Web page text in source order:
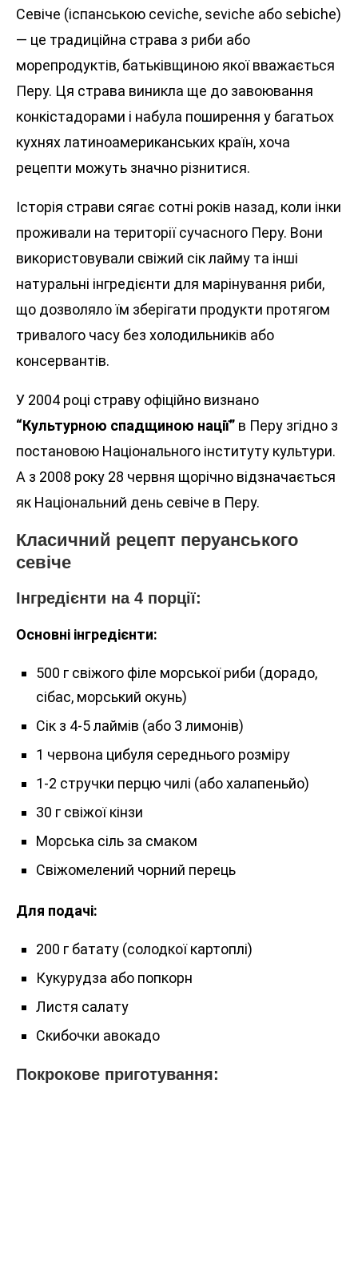
Севіче (іспанською ceviche, seviche або sebiche)
— це традиційна страва з риби або
морепродуктів, батьківщиною якої вважається
Перу. Ця страва виникла ще до завоювання
конкістадорами і набула поширення у багатьох
кухнях латиноамериканських країн, хоча
рецепти можуть значно різнитися.
Історія страви сягає сотні років назад, коли інки
проживали на території сучасного Перу. Вони
використовували свіжий сік лайму та інші
натуральні інгредієнти для марінування риби,
що дозволяло їм зберігати продукти протягом
тривалого часу без холодильників або
консервантів.
У 2004 році страву офіційно визнано
“Культурною спадщиною нації” в Перу згідно з
постановою Національного інституту культури.
А з 2008 року 28 червня щорічно відзначається
як Національний день севіче в Перу.
Класичний рецепт перуанського
севіче
Інгредієнти на 4 порції:
Основні інгредієнти:
500 г свіжого філе морської риби (дорадо,
сібас, морський окунь)
Сік з 4-5 лаймів (або 3 лимонів)
1 червона цибуля середнього розміру
1-2 стручки перцю чилі (або халапеньйо)
30 г свіжої кінзи
Морська сіль за смаком
Свіжомелений чорний перець
Для подачі:
200 г батату (солодкої картоплі)
Кукурудза або попкорн
Листя салату
Скибочки авокадо
Покрокове приготування: